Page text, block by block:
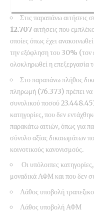
Στις παραπάνω αιτήσεις
12.707αιτήσεις που
οποίες όπως έχει
την εξόφληση του 30% (τον
ολοκληρωθεί η επεξεργασία
Στο παραπάνω πλήθος
πληρωμή (76.373) πρέπει
συνολικού ποσού
κατηγορίες, που δεν
παρακάτω αιτιών, όπως για
σύνολο αξίας δικαιωμάτων
κοινοτικούς κανονισμούς.
Οι υπόλοιπες
μοναδικά ΑΦΜ και που δεν
Λάθος υποβολή
Λάθος υποβολή ΑΦΜ